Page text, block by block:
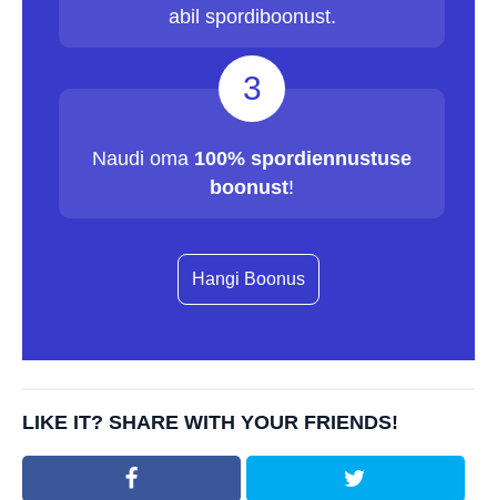
abil spordiboonust.
3
Naudi oma 100% spordiennustuse
boonust!
Hangi Boonus
LIKE IT? SHARE WITH YOUR FRIENDS!